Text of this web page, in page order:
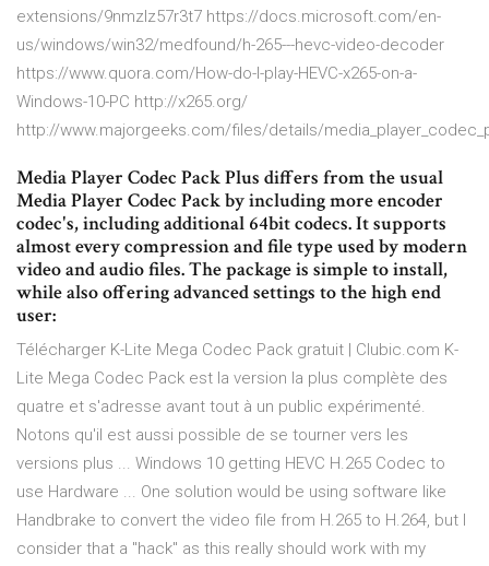
extensions/9nmzlz57r3t7 https://docs.microsoft.com/en-
us/windows/win32/medfound/h-265---hevc-video-decoder
https://www.quora.com/How-do-I-play-HEVC-x265-on-a-
Windows-10-PC http://x265.org/
http://www.majorgeeks.com/files/details/
Media Player Codec Pack Plus differs from the usual
Media Player Codec Pack by including more encoder
codec's, including additional 64bit codecs. It supports
almost every compression and file type used by modern
video and audio files. The package is simple to install,
while also offering advanced settings to the high end
user:
Télécharger K-Lite Mega Codec Pack gratuit | Clubic.com K-
Lite Mega Codec Pack est la version la plus complète des
quatre et s'adresse avant tout à un public expérimenté.
Notons qu'il est aussi possible de se tourner vers les
versions plus ... Windows 10 getting HEVC H.265 Codec to
use Hardware ... One solution would be using software like
Handbrake to convert the video file from H.265 to H.264, but I
consider that a "hack" as this really should work with my